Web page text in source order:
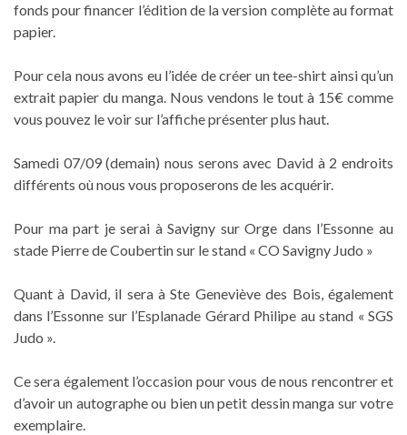
fonds pour financer l’édition de la version complète au format
papier.
Pour cela nous avons eu l’idée de créer un tee-shirt ainsi qu’un
extrait papier du manga. Nous vendons le tout à 15€ comme
vous pouvez le voir sur l’affiche présenter plus haut.
Samedi 07/09 (demain) nous serons avec David à 2 endroits
différents où nous vous proposerons de les acquérir.
Pour ma part je serai à Savigny sur Orge dans l’Essonne au
stade Pierre de Coubertin sur le stand « CO Savigny Judo »
Quant à David, il sera à Ste Geneviève des Bois, également
dans l’Essonne sur l’Esplanade Gérard Philipe au stand « SGS
Judo ».
Ce sera également l’occasion pour vous de nous rencontrer et
d’avoir un autographe ou bien un petit dessin manga sur votre
exemplaire.